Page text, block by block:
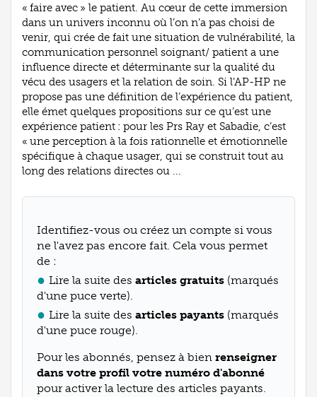
« faire avec » le patient. Au cœur de cette immersion
dans un univers inconnu où l’on n’a pas choisi de
venir, qui crée de fait une situation de vulnérabilité, la
communication personnel soignant/ patient a une
influence directe et déterminante sur la qualité du
vécu des usagers et la relation de soin. Si l’AP-HP ne
propose pas une définition de l’expérience du patient,
elle émet quelques propositions sur ce qu’est une
expérience patient : pour les Prs Ray et Sabadie, c’est
« une perception à la fois rationnelle et émotionnelle
spécifique à chaque usager, qui se construit tout au
long des relations directes ou ...
Identifiez-vous ou créez un compte si vous
ne l'avez pas encore fait. Cela vous permet
de :
Lire la suite des articles gratuits (marqués
d'une puce verte).
Lire la suite des articles payants (marqués
d'une puce rouge).
Pour les abonnés, pensez à bien renseigner
dans votre profil votre numéro d'abonné
pour activer la lecture des articles payants.